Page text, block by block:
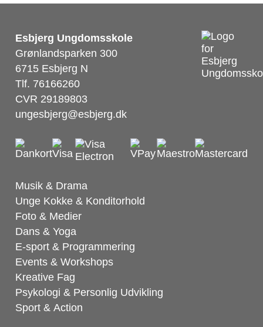
Esbjerg Ungdomsskole
Grønlandsparken 300
6715 Esbjerg N
Tlf. 76166260
CVR 29189803
ungesbjerg@esbjerg.dk
Musik & Drama
Unge Kokke & Konditorhold
Foto & Medier
Dans & Yoga
E-sport & Programmering
Events & Workshops
Kreative Fag
Psykologi & Personlig Udvikling
Sport & Action